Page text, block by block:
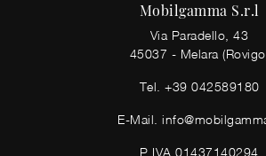
Mobilgamma S.r.l
Via Paradello, 43
45037 - Melara
Tel. +39 042589180
E-Mail.
P.IVA 01437140294